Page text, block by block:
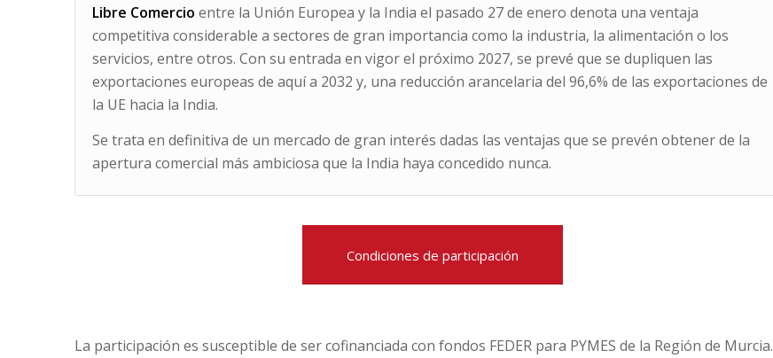
Libre Comercio entre la Unión Europea y la India el pasado 27 de enero denota una ventaja
competitiva considerable a sectores de gran importancia como la industria, la alimentación o los
servicios, entre otros. Con su entrada en vigor el próximo 2027, se prevé que se dupliquen las
exportaciones europeas de aquí a 2032 y, una reducción arancelaria del 96,6% de las exportaciones de
la UE hacia la India.
Se trata en definitiva de un mercado de gran interés dadas las ventajas que se prevén obtener de la
apertura comercial más ambiciosa que la India haya concedido nunca.
Condiciones de participación
La participación es susceptible de ser cofinanciada con fondos FEDER para PYMES de la Región de Murcia.